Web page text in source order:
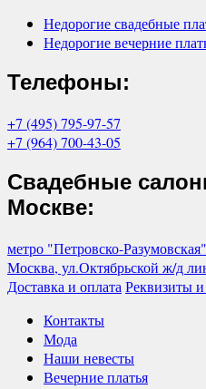
Недорогие свадебные
Недорогие вечерние
Телефоны:
+7 (495) 795-97-57
+7 (964) 700-43-05
Свадебные
Москве:
метро "Петровско-
Москва, ул.Октябрьской ж/д
Доставка и оплата Реквизиты
Контакты
Мода
Наши невесты
Вечерние платья